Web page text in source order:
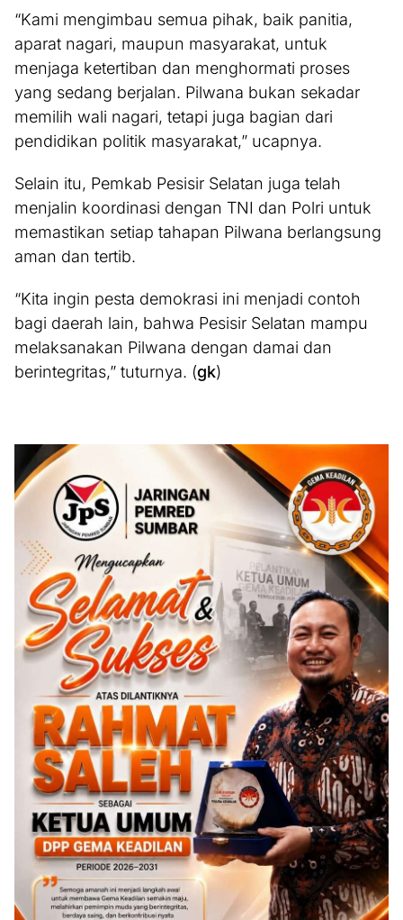
“Kami mengimbau semua pihak, baik panitia,
aparat nagari, maupun masyarakat, untuk
menjaga ketertiban dan menghormati proses
yang sedang berjalan. Pilwana bukan sekadar
memilih wali nagari, tetapi juga bagian dari
pendidikan politik masyarakat,” ucapnya.
Selain itu, Pemkab Pesisir Selatan juga telah
menjalin koordinasi dengan TNI dan Polri untuk
memastikan setiap tahapan Pilwana berlangsung
aman dan tertib.
“Kita ingin pesta demokrasi ini menjadi contoh
bagi daerah lain, bahwa Pesisir Selatan mampu
melaksanakan Pilwana dengan damai dan
berintegritas,” tuturnya. (gk)